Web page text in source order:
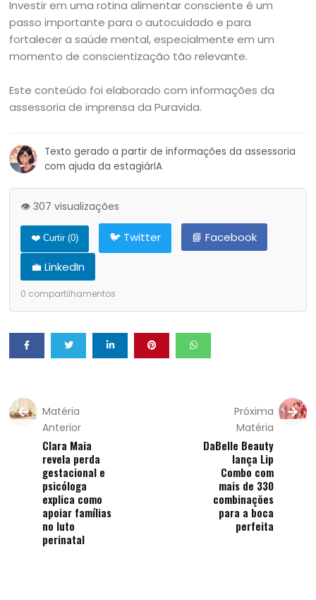
Investir em uma rotina alimentar consciente é um
passo importante para o autocuidado e para
fortalecer a saúde mental, especialmente em um
momento de conscientização tão relevante.
Este conteúdo foi elaborado com informações da
assessoria de imprensa da Puravida.
Texto gerado a partir de informações da assessoria
com ajuda da estagiárIA
👁️ 307 visualizações
❤️ Curtir (0) 🐦 Twitter
📘 Facebook
💼 LinkedIn
0 compartilhamentos
Matéria
Anterior
Clara Maia
revela perda
gestacional e
psicóloga
explica como
apoiar famílias
no luto
perinatal
Próxima
Matéria
DaBelle Beauty
lança Lip
Combo com
mais de 330
combinações
para a boca
perfeita